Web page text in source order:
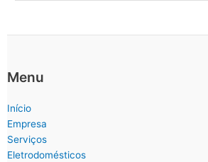
Menu
Início
Empresa
Serviços
Eletrodomésticos